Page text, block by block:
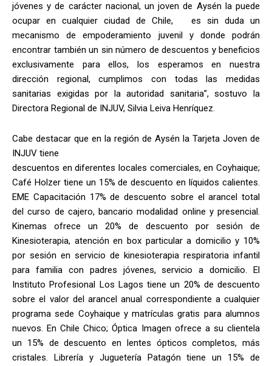
jóvenes y de carácter nacional, un joven de Aysén la puede
ocupar en cualquier ciudad de Chile, es sin duda un
mecanismo de empoderamiento juvenil y donde podrán
encontrar también un sin número de descuentos y beneficios
exclusivamente para ellos, los esperamos en nuestra
dirección regional, cumplimos con todas las medidas
sanitarias exigidas por la autoridad sanitaria”, sostuvo la
Directora Regional de INJUV, Silvia Leiva Henríquez.
Cabe destacar que en la región de Aysén la Tarjeta Joven de
INJUV tiene
descuentos en diferentes locales comerciales, en Coyhaique;
Café Holzer tiene un 15% de descuento en líquidos calientes.
EME Capacitación 17% de descuento sobre el arancel total
del curso de cajero, bancario modalidad online y presencial.
Kinemas ofrece un 20% de descuento por sesión de
Kinesioterapia, atención en box particular a domicilio y 10%
por sesión en servicio de kinesioterapia respiratoria infantil
para familia con padres jóvenes, servicio a domicilio. El
Instituto Profesional Los Lagos tiene un 20% de descuento
sobre el valor del arancel anual correspondiente a cualquier
programa sede Coyhaique y matrículas gratis para alumnos
nuevos. En Chile Chico; Óptica Imagen ofrece a su clientela
un 15% de descuento en lentes ópticos completos, más
cristales. Librería y Juguetería Patagón tiene un 15% de